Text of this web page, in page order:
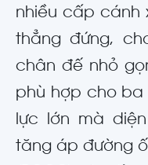
nhiều cấp cánh
thẳng đứng,
chân đế nhỏ
phù hợp cho ba
lực lớn mà
tăng áp đường